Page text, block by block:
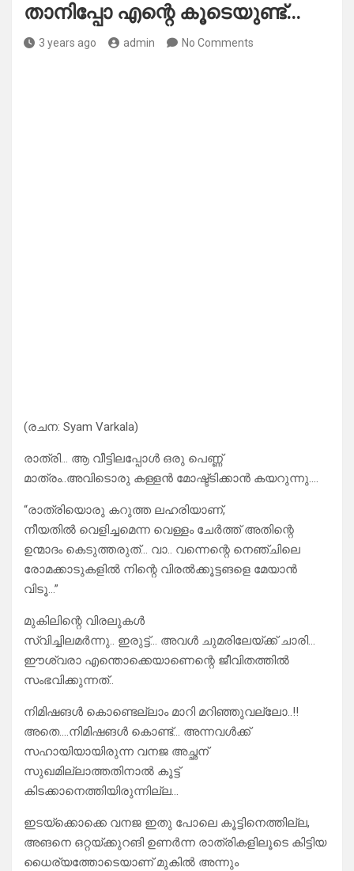
താനിപ്പോ എന്റെ കൂടെയുണ്ട്…
3 years ago admin No Comments
(രചന: Syam Varkala)
രാത്രി… ആ വീട്ടിലപ്പോൾ ഒരു പെണ്ണ്
മാത്രം..അവിടൊരു കള്ളൻ മോഷ്ട്ടിക്കാൻ കയറുന്നു….
“രാത്രിയൊരു കറുത്ത ലഹരിയാണ്,
നീയതിൽ വെളിച്ചമെന്ന വെള്ളം ചേർത്ത് അതിന്റെ
ഉന്മാദം കെടുത്തരുത്… വാ.. വന്നെന്റെ നെഞ്ചിലെ
രോമക്കാടുകളിൽ നിന്റെ വിരൽക്കൂട്ടങളെ മേയാൻ
വിടൂ…”
മുകിലിന്റെ വിരലുകൾ
സ്വിച്ചിലമർന്നു.. ഇരുട്ട്… അവൾ ചുമരിലേയ്ക്ക്‌ ചാരി…
ഈശ്വരാ എന്തൊക്കെയാണെന്റെ ജീവിതത്തിൽ
സംഭവിക്കുന്നത്..
നിമിഷങൾ കൊണ്ടെല്ലാം മാറി മറിഞ്ഞുവല്ലോ..!!
അതെ….നിമിഷങൾ കൊണ്ട്… അന്നവൾക്ക്
സഹായിയായിരുന്ന വനജ അച്ഛന്
സുഖമില്ലാത്തതിനാൽ കൂട്ട്
കിടക്കാനെത്തിയിരുന്നില്ല…
ഇടയ്ക്കൊക്കെ വനജ ഇതു പോലെ കൂട്ടിനെത്തില്ല,
അങനെ ഒറ്റയ്ക്കുറങി ഉണർന്ന രാത്രികളിലൂടെ കിട്ടിയ
ധൈര്യത്തോടെയാണ് മുകിൽ അന്നും